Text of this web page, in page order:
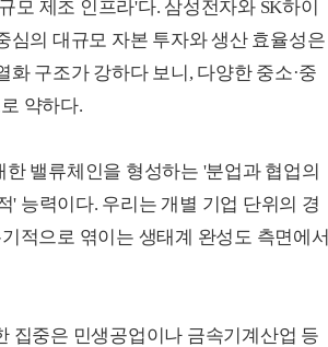
모 제조 인프라'다. 삼성전자와 SK하이
심의 대규모 자본 투자와 생산 효율성은
구조가 강하다 보니, 다양한 중소·중
약하다.
밸류체인을 형성하는 '분업과 협업의
' 능력이다. 우리는 개별 기업 단위의 경
적으로 엮이는 생태계 완성도 측면에서
집중은 민생공업이나 금속기계산업 등